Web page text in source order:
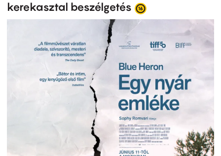
kerekasztal beszélgetés